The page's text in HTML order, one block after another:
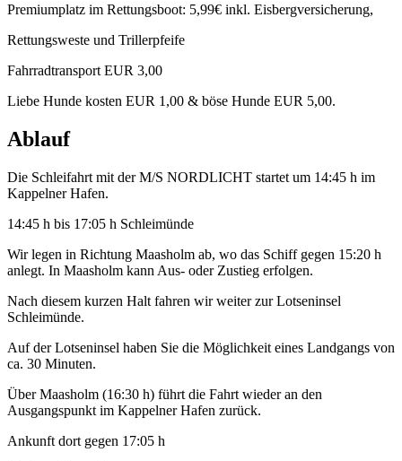
Premiumplatz im Rettungsboot: 5,99€ inkl. Eisbergversicherung,
Rettungsweste und Trillerpfeife
Fahrradtransport EUR 3,00
Liebe Hunde kosten EUR 1,00 & böse Hunde EUR 5,00.
Ablauf
Die Schleifahrt mit der M/S NORDLICHT startet um 14:45 h im
Kappelner Hafen.
14:45 h bis 17:05 h Schleimünde
Wir legen in Richtung Maasholm ab, wo das Schiff gegen 15:20 h
anlegt. In Maasholm kann Aus- oder Zustieg erfolgen.
Nach diesem kurzen Halt fahren wir weiter zur Lotseninsel
Schleimünde.
Auf der Lotseninsel haben Sie die Möglichkeit eines Landgangs von
ca. 30 Minuten.
Über Maasholm (16:30 h) führt die Fahrt wieder an den
Ausgangspunkt im Kappelner Hafen zurück.
Ankunft dort gegen 17:05 h